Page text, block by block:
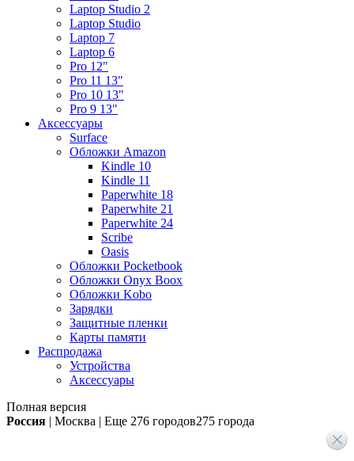
Laptop Studio 2
Laptop Studio
Laptop 7
Laptop 6
Pro 12"
Pro 11 13"
Pro 10 13"
Pro 9 13"
Аксессуары
Surface
Обложки Amazon
Kindle 10
Kindle 11
Paperwhite 18
Paperwhite 21
Paperwhite 24
Scribe
Oasis
Обложки Pocketbook
Обложки Onyx Boox
Обложки Kobo
Зарядки
Защитные пленки
Карты памяти
Распродажа
Устройства
Аксессуары
Полная версия
Россия | Москва | Еще 276 городов275 города